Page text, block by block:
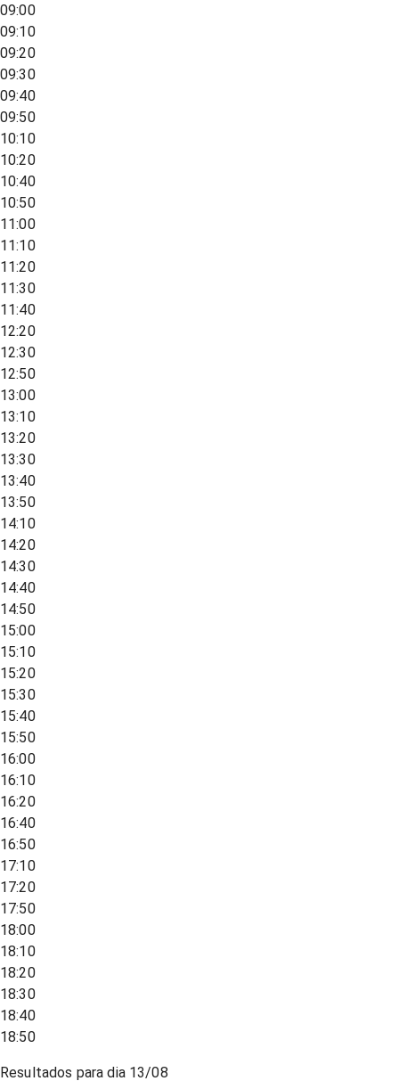
09:00
09:10
09:20
09:30
09:40
09:50
10:10
10:20
10:40
10:50
11:00
11:10
11:20
11:30
11:40
12:20
12:30
12:50
13:00
13:10
13:20
13:30
13:40
13:50
14:10
14:20
14:30
14:40
14:50
15:00
15:10
15:20
15:30
15:40
15:50
16:00
16:10
16:20
16:40
16:50
17:10
17:20
17:50
18:00
18:10
18:20
18:30
18:40
18:50
Resultados para dia 13/08